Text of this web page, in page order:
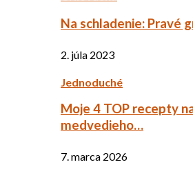
Na schladenie: Pravé
2. júla 2023
Jednoduché
Moje 4 TOP recepty
medvedieho…
7. marca 2026